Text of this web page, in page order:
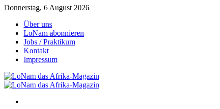
Donnerstag, 6 August 2026
Über uns
LoNam abonnieren
Jobs / Praktikum
Kontakt
Impressum